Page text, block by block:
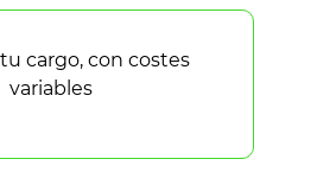
cargo, con costes
variables